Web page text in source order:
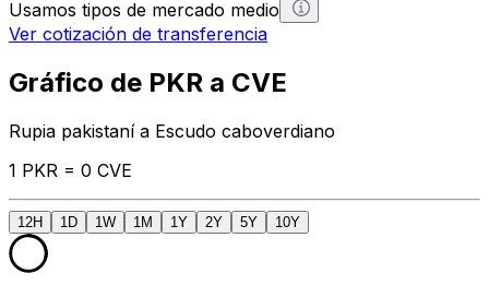
Usamos tipos de mercado medio
Ver cotización de transferencia
Gráfico de PKR a CVE
Rupia pakistaní a Escudo caboverdiano
1 PKR = 0 CVE
12H 1D 1W 1M 1Y 2Y 5Y 10Y